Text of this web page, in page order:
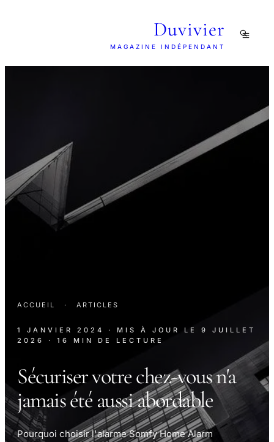
Duvivier
MAGAZINE INDÉPENDANT
ACCUEIL · ARTICLES
1 JANVIER 2024 · MIS À JOUR LE 9 JUILLET
2026
· 16 MIN DE LECTURE
Sécuriser votre chez-vous n'a
jamais été aussi abordable
Pourquoi choisir l'alarme Somfy Home Alarm